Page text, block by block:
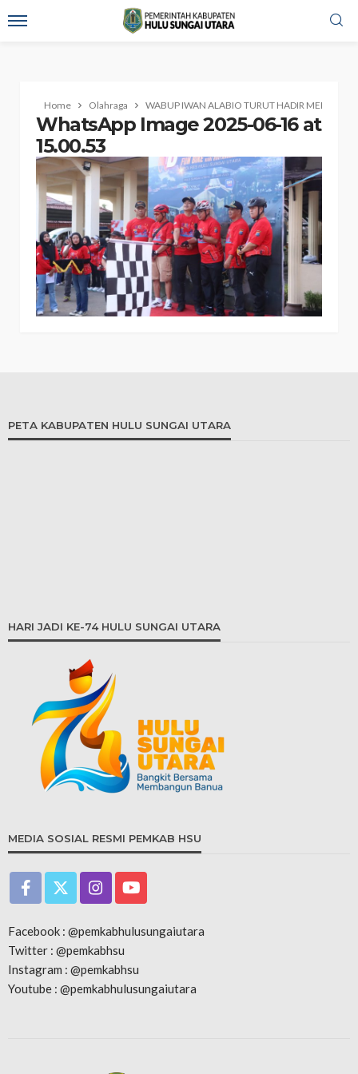
Home Olahraga WABUP IWAN ALABIO TURUT HADIR
WhatsApp Image 2025-06-16 at
15.00.53
PETA KABUPATEN HULU SUNGAI UTARA
HARI JADI KE-74 HULU SUNGAI UTARA
MEDIA SOSIAL RESMI PEMKAB HSU
Facebook : @pemkabhulusungaiutara
Twitter : @pemkabhsu
Instagram : @pemkabhsu
Youtube : @pemkabhulusungaiutara